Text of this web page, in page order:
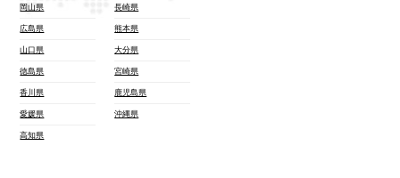
岡山県
広島県
山口県
徳島県
香川県
愛媛県
高知県
長崎県
熊本県
大分県
宮崎県
鹿児島県
沖縄県